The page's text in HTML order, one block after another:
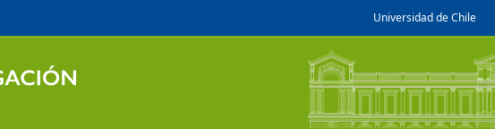
Universidad de Chile